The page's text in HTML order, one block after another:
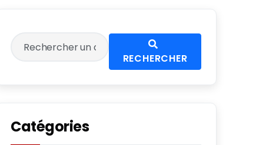
RECHERCHER
Catégories